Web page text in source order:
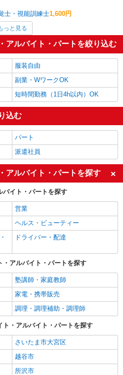
士・視能訓練士1,600円
っと見る
アルバイト・パートを絞り込む
服装自由
副業・WワークOK
短時間勤務（1日4h以内）OK
込む
パート
派遣社員
アルバイト・パートを探す
バイト・パートを探す
営業
ヘルス・ビューティー
ドライバー・配達
アルバイト・パートを探す
塾講師・家庭教師
家電・携帯販売
調理・調理補助・調理師
・アルバイト・パートを探す
さいたま市大宮区
越谷市
所沢市